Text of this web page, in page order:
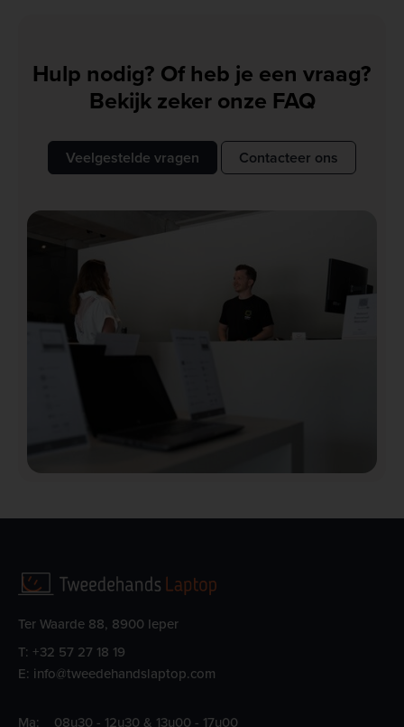
Hulp nodig? Of heb je een vraag?
Bekijk zeker onze FAQ
Veelgestelde vragen Contacteer ons
Ter Waarde 88, 8900 Ieper
T: +32 57 27 18 19
E: info@tweedehandslaptop.com
Ma:
08u30 - 12u30 & 13u00 - 17u00